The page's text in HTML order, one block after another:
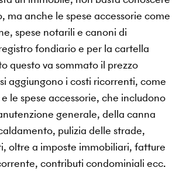
ma anche le spese accessorie come
spese notarili e canoni di
fondiario e per la cartella
questo va sommato il prezzo
aggiungono i costi ricorrenti, come
le spese accessorie, che includono
generale, della canna
pulizia delle strade,
oltre a imposte immobiliari, fatture
contributi condominiali ecc.